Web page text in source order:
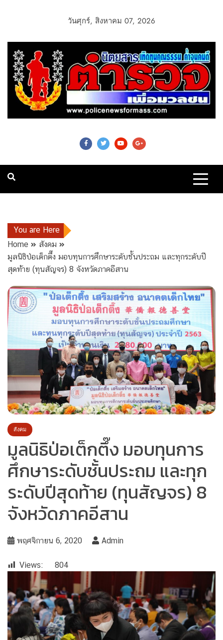
วันศุกร์, สิงหาคม 07, 2026
Police News For
Mass
You are Here
Home
สังคม
มูลนิธิป่อเต็กตึ๊ง มอบทุนการศึกษาระดับชั้นประถม และทุกระดับปี
สุดท้าย (ทุนสัญจร) 8 จังหวัดภาคอีสาน
สังคม
มูลนิธิป่อเต็กตึ๊ง มอบทุนการ
ศึกษาระดับชั้นประถม และทุก
ระดับปีสุดท้าย (ทุนสัญจร) 8
จังหวัดภาคอีสาน
พฤศจิกายน 6, 2020 Admin
Views: 804